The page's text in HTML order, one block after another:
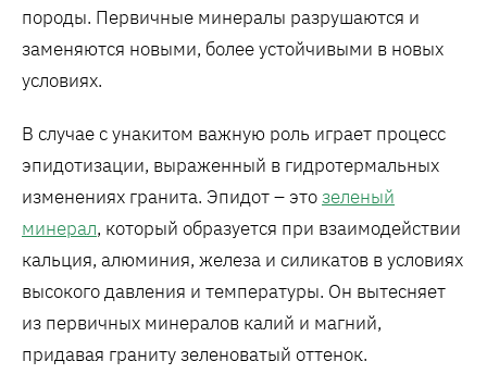
породы. Первичные минералы разрушаются и
заменяются новыми, более устойчивыми в новых
условиях.
В случае с унакитом важную роль играет процесс
эпидотизации, выраженный в гидротермальных
изменениях гранита. Эпидот – этозеленый
минерал, который образуется при взаимодействии
кальция, алюминия, железа и силикатов в условиях
высокого давления и температуры. Он вытесняет
из первичных минералов калий и магний,
придавая граниту зеленоватый оттенок.